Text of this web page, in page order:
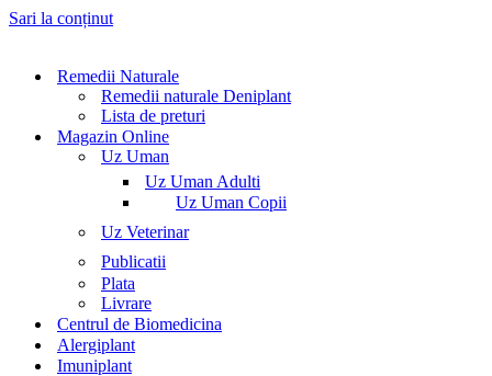
Sari la conținut
Remedii Naturale
Remedii naturale Deniplant
Lista de preturi
Magazin Online
Uz Uman
Uz Uman Adulti
Uz Uman Copii
Uz Veterinar
Publicatii
Plata
Livrare
Centrul de Biomedicina
Alergiplant
Imuniplant